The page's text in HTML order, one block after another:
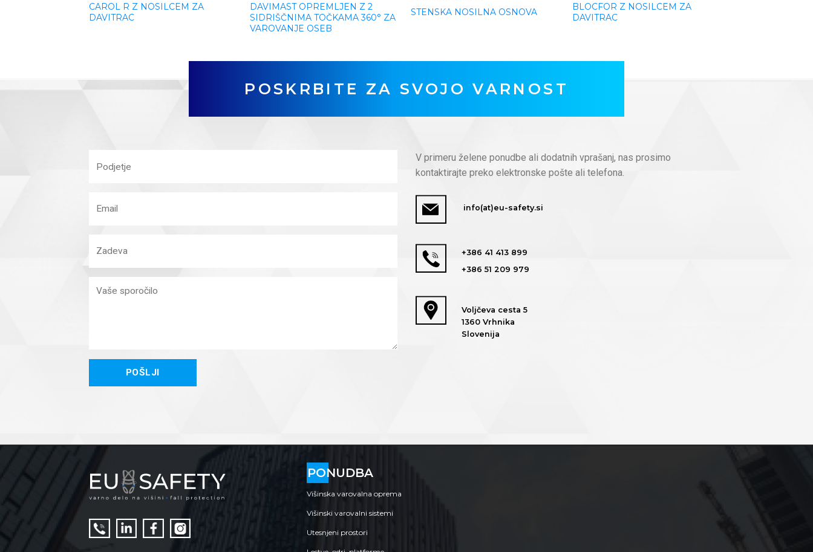
CAROL R Z NOSILCEM ZA
DAVITRAC
DAVIMAST OPREMLJEN Z 2
SIDRIŠČNIMA TOČKAMA 360° ZA
VAROVANJE OSEB
STENSKA NOSILNA OSNOVA
BLOCFOR Z NOSILCEM ZA
DAVITRAC
POSKRBITE ZA SVOJO VARNOST
V primeru želene ponudbe ali dodatnih vprašanj, nas prosimo
kontaktirajte preko elektronske pošte ali telefona.
info(at)eu-safety.si
+386 41 413 899
+386 51 209 979
Voljčeva cesta 5
1360 Vrhnika
Slovenija
PONUDBA
Višinska varovalna oprema
Višinski varovalni sistemi
Utesnjeni prostori